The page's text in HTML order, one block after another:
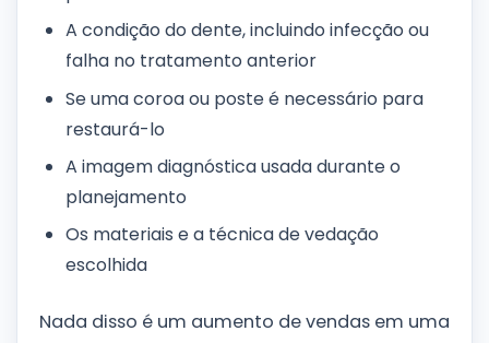
A condição do dente, incluindo infecção ou
falha no tratamento anterior
Se uma coroa ou poste é necessário para
restaurá-lo
A imagem diagnóstica usada durante o
planejamento
Os materiais e a técnica de vedação
escolhida
Nada disso é um aumento de vendas em uma